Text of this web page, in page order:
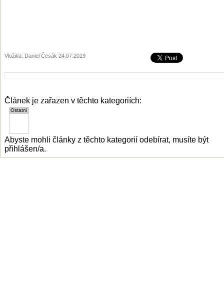
Vložil/a: Daniel Česák 24.07.2019
Článek je zařazen v těchto kategoriích:
Abyste mohli články z těchto kategorií odebírat, musíte být
přihlášen/a.